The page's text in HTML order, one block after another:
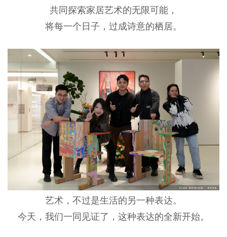
共同探索家居艺术的无限可能，
将每一个日子，过成诗意的栖居。
艺术，不过是生活的另一种表达。
今天，我们一同见证了，这种表达的全新开始。